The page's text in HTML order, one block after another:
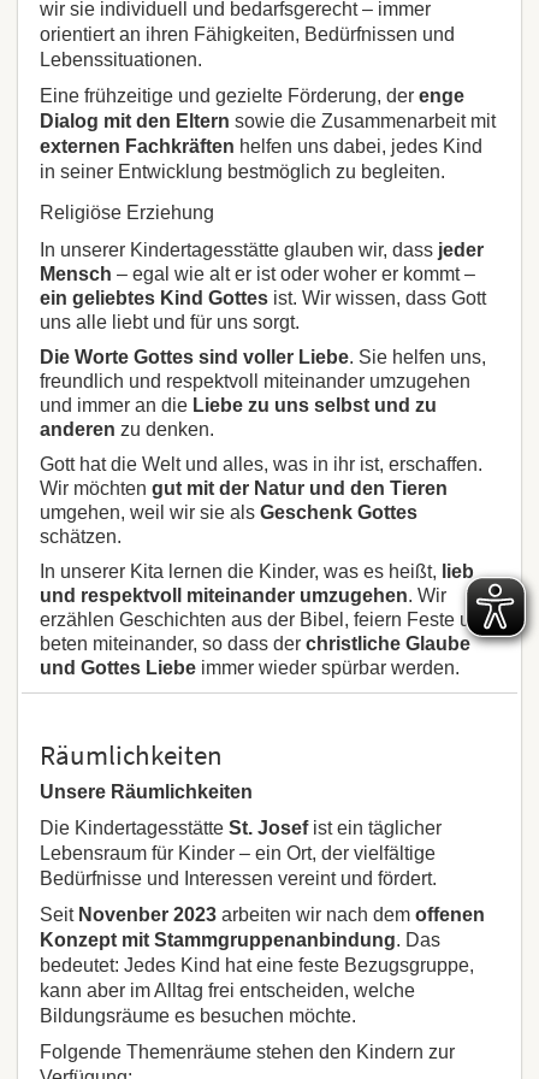
wir sie individuell und bedarfsgerecht – immer
orientiert an ihren Fähigkeiten, Bedürfnissen und
Lebenssituationen.
Eine frühzeitige und gezielte Förderung, derenge
Dialog mit den Eltern sowie die Zusammenarbeit mit
externen Fachkräften helfen uns dabei, jedes Kind
in seiner Entwicklung bestmöglich zu begleiten.
Religiöse Erziehung
In unserer Kindertagesstätte glauben wir, dass jeder
Mensch – egal wie alt er ist oder woher er kommt –
ein geliebtes Kind Gottes ist. Wir wissen, dass Gott
uns alle liebt und für uns sorgt.
Die Worte Gottes sind voller Liebe. Sie helfen uns,
freundlich und respektvoll miteinander umzugehen
und immer an die Liebe zu uns selbst und zu
anderen zu denken.
Gott hat die Welt und alles, was in ihr ist, erschaffen.
Wir möchtengut mit der Natur und den Tieren
umgehen, weil wir sie alsGeschenk Gottes
schätzen.
In unserer Kita lernen die Kinder, was es heißt, lieb
und respektvoll miteinander umzugehen. Wir
erzählen Geschichten aus der Bibel, feiern Feste und
beten miteinander, so dass derchristliche Glaube
und Gottes Liebe immer wieder spürbar werden.
Räumlichkeiten
Unsere Räumlichkeiten
Die KindertagesstätteSt. Josefist ein täglicher
Lebensraum für Kinder – ein Ort, der vielfältige
Bedürfnisse und Interessen vereint und fördert.
Seit Novenber 2023 arbeiten wir nach demoffenen
Konzept mit Stammgruppenanbindung. Das
bedeutet: Jedes Kind hat eine feste Bezugsgruppe,
kann aber im Alltag frei entscheiden, welche
Bildungsräume es besuchen möchte.
Folgende Themenräume stehen den Kindern zur